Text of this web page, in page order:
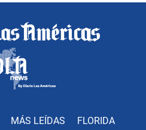
MÁS LEÍDAS FLORIDA